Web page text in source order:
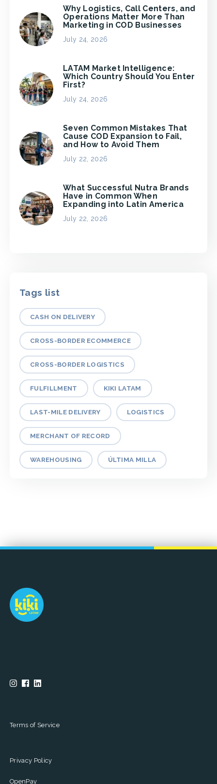
Why Logistics, Call Centers, and
Operations Matter More Than
Marketing in COD Businesses
July 24, 2026
LATAM Market Intelligence:
Which Country Should You Enter
First?
July 24, 2026
Seven Common Mistakes That
Cause COD Expansion to Fail,
and How to Avoid Them
July 22, 2026
What Successful Nutra Brands
Have in Common When
Expanding into Latin America
July 22, 2026
Tags list
CASH ON DELIVERY
CROSS-BORDER ECOMMERCE
CROSS-BORDER LOGISTICS
FULFILLMENT KIKI LATAM
LAST-MILE DELIVERY LOGISTICS
MERCHANT OF RECORD
WAREHOUSING ÚLTIMA MILLA
Terms of Service
Privacy Policy
OpenPay